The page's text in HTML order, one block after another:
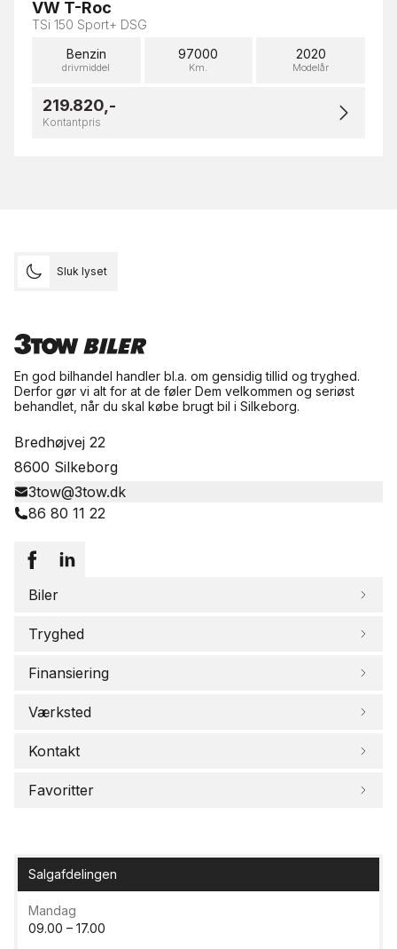
VW T-Roc
TSi 150 Sport+ DSG
Benzin
drivmiddel
97000
Km.
2020
Modelår
219.820,-
Kontantpris
Sluk lyset
En god bilhandel handler bl.a. om gensidig tillid og tryghed.
Derfor gør vi alt for at de føler Dem velkommen og seriøst
behandlet, når du skal købe brugt bil i Silkeborg.
Bredhøjvej 22
8600 Silkeborg
3tow@3tow.dk
86 80 11 22
Biler
Tryghed
Finansiering
Værksted
Kontakt
Favoritter
Salgafdelingen
Mandag
09.00 – 17.00